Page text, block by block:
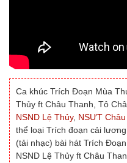
Ca khúc Trích Đoạn Mùa
Thủy ft Châu Thanh, Tô
NSND Lệ Thủy, NSƯT
thể loại Trích đoạn cải
(tải nhạc) bài hát Trích
NSND Lệ Thủy ft Châu